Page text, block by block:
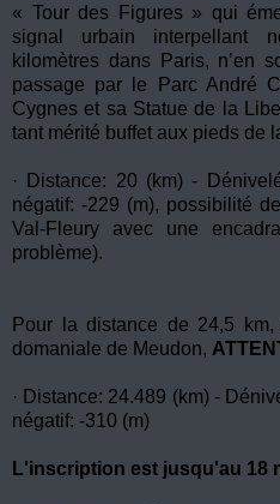
« Tour des Figures » qui
signal urbain interpellant
kilomètres dans Paris, n’en
passage par le Parc André
Cygnes et sa Statue de la
tant mérité buffet aux pieds de
· Distance: 20 (km) -
négatif: -229 (m), possibilité
Val-Fleury avec une
problème).
Pour la distance de 24,5
domaniale de Meudon,
· Distance: 24.489 (km) -
négatif: -310 (m)
L'inscription est jusqu'au 18